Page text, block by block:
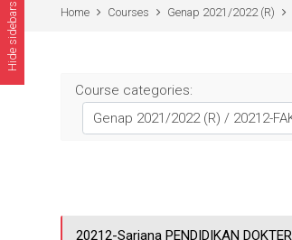
Home Courses Genap 2021/2022 (R)
Course categories:
20212-Sarjana PENDIDIKAN
Hide sidebars